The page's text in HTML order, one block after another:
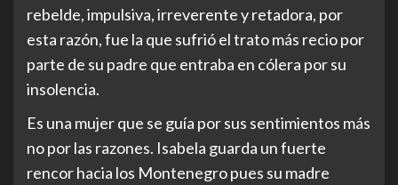
rebelde, impulsiva, irreverente y retadora, por
esta razón, fue la que sufrió el trato más recio por
parte de su padre que entraba en cólera por su
insolencia.
Es una mujer que se guía por sus sentimientos más
no por las razones. Isabela guarda un fuerte
rencor hacia los Montenegro pues su madre